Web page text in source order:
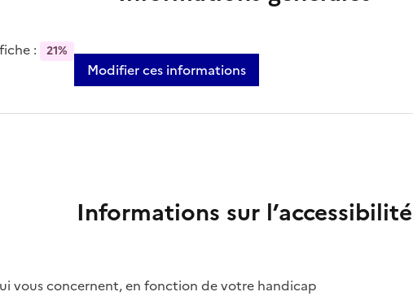
: 21%
Modifier ces informations
Informations sur l’accessibilité
vous concernent, en fonction de votre handicap